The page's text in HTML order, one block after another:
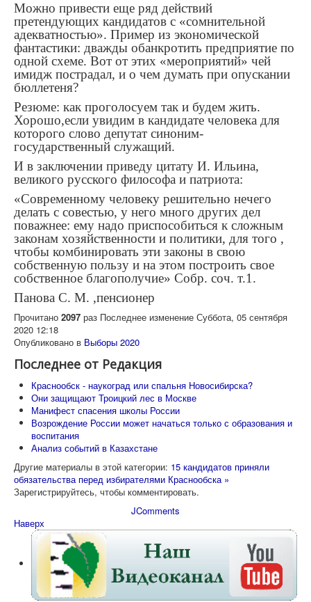
Можно привести еще ряд действий
претендующих кандидатов с «сомнительной
адекватностью». Пример из экономической
фантастики: дважды обанкротить предприятие по
одной схеме. Вот от этих «мероприятий» чей
имидж пострадал, и о чем думать при опускании
бюллетеня?
Резюме: как проголосуем так и будем жить.
Хорошо,если увидим в кандидате человека для
которого слово депутат синоним-
государственный служащий.
И в заключении приведу цитату И. Ильина,
великого русского философа и патриота:
«Современному человеку решительно нечего
делать с совестью, у него много других дел
поважнее: ему надо приспособиться к сложным
законам хозяйственности и политики, для того ,
чтобы комбинировать эти законы в свою
собственную пользу и на этом построить свое
собственное благополучие» Собр. соч. т.1.
Панова С. М. ,пенсионер
Прочитано 2097 раз Последнее изменение Суббота, 05 сентября
2020 12:18
Опубликовано в Выборы 2020
Последнее от Редакция
Краснообск - наукоград или спальня Новосибирска?
Они защищают Троицкий лес в Москве
Манифест спасения школы России
Возрождение России может начаться только с образования и
воспитания
Анализ событий в Казахстане
Другие материалы в этой категории: 15 кандидатов приняли
обязательства перед избирателями Краснообска »
Зарегистрируйтесь, чтобы комментировать.
JComments
Наверх